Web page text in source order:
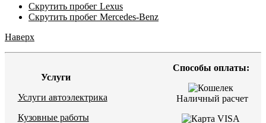
Скрутить пробег Lexus
Скрутить пробег Mercedes-Benz
Наверх
Услуги
Услуги автоэлектрика
Кузовные работы
Способы оплаты:
Наличный расчет